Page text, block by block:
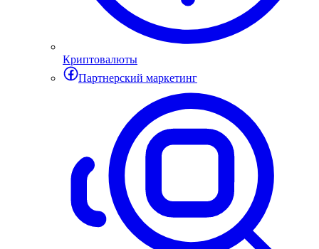
Криптовалюты
Партнерский маркетинг